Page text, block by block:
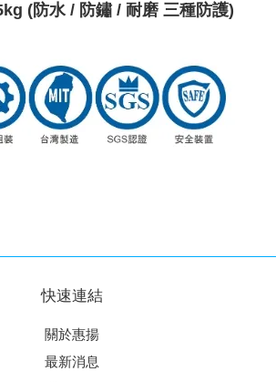
(防水 / 防鏽 / 耐磨 三種防護)
快速連結
關於惠揚
最新消息